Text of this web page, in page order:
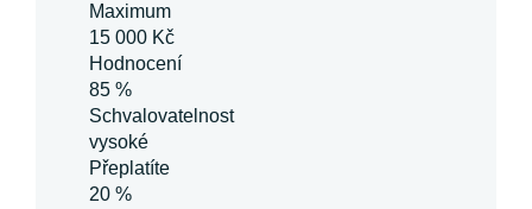
Maximum
15 000 Kč
Hodnocení
85 %
Schvalovatelnost
vysoké
Přeplatíte
20 %